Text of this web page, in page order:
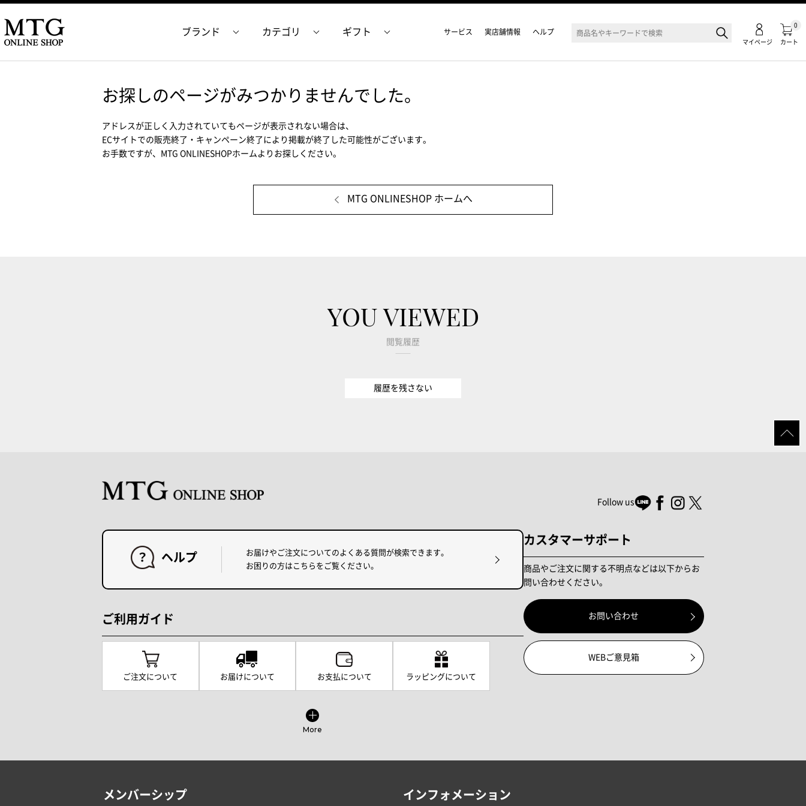
カート
0
マイページ
ブランド カテゴリ ギフト サービス 実店舗情報 ヘルプ
お探しのページがみつかりませんでした。
アドレスが正しく入力されていてもページが表示されない場合は、
ECサイトでの販売終了・キャンペーン終了により掲載が終了した可能性がございます。
お手数ですが、MTG ONLINESHOPホームよりお探しください。
MTG ONLINESHOP ホームへ
YOU VIEWED
閲覧履歴
履歴を残さない
Follow us
ヘルプ
お届けやご注文についてのよくある質問が検索できます。
お困りの方はこちらをご覧ください。
ご利用ガイド
ご注文について お届けについて お支払について ラッピングについて
More
カスタマーサポート
商品やご注文に関する不明点などは以下からお
問い合わせください。
お問い合わせ
WEBご意見箱
メンバーシップ インフォメーション